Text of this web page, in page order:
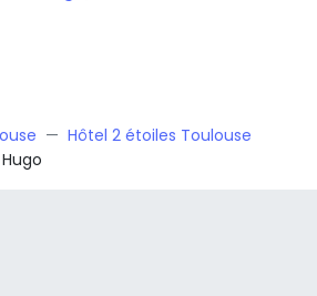
Hôtel 2 étoiles Toulouse